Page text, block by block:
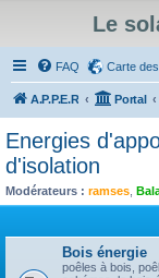
Le
FAQ Carte
A.P.P.E.R Portal
Energies
d'isolation
Modérateurs : ramses
Bois énergie
poêles à bois,